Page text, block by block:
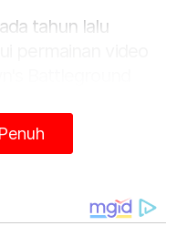
tahun lalu
akrab
cinta," katanya.